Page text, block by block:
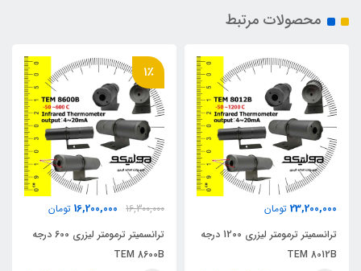
محصولات مرتبط
23,200,000 تومان
ترانسمیتر ترمومتر لیزری 1200 درجه
TEM 8012B
1٪
16,300,000
16,200,000 تومان
ترانسمیتر ترمومتر لیزری 600 درجه
TEM 8600B